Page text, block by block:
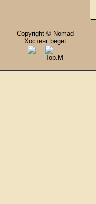
Copyright © Nomad
Хостинг beget